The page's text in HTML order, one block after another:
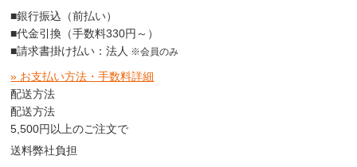
■銀行振込（前払い）
■代金引換（手数料330円～）
■請求書掛け払い：法人 ※会員のみ
» お支払い方法・手数料詳細
配送方法
配送方法
5,500円以上のご注文で
送料弊社負担